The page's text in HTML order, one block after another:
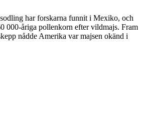
har forskarna funnit i Mexiko, och
000-åriga pollenkorn efter vildmajs. Fram
nådde Amerika var majsen okänd i